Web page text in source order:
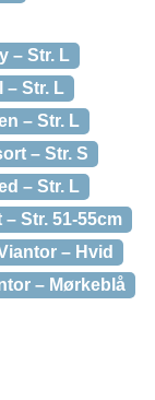
– Str. L
– Str. L
– Str. L
– Str. S
– Str. L
Str. 51-55cm
– Hvid
– Mørkeblå